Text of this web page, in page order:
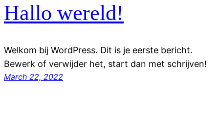
Hallo wereld!
Welkom bij WordPress. Dit is je eerste bericht.
Bewerk of verwijder het, start dan met schrijven!
March 22, 2022